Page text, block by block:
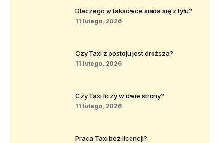
Dlaczego w taksówce siada się z tyłu?
11 lutego, 2026
Czy Taxi z postoju jest droższa?
11 lutego, 2026
Czy Taxi liczy w dwie strony?
11 lutego, 2026
Praca Taxi bez licencji?